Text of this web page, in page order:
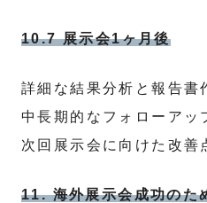
10.7 展示会1ヶ月後
詳細な結果分析と報告書
中長期的なフォローアッ
次回展示会に向けた改善
11. 海外展示会成功のた